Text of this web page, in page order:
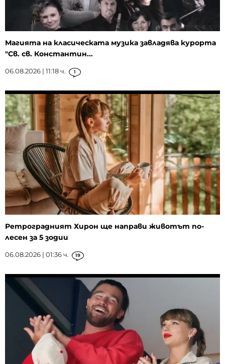
Магията на класическата музика завладява курорта
"Св. св. Константин...
06.08.2026 | 11:18 ч. 1
Ретроградният Хирон ще направи животът по-
лесен за 5 зодии
06.08.2026 | 01:36 ч. 19